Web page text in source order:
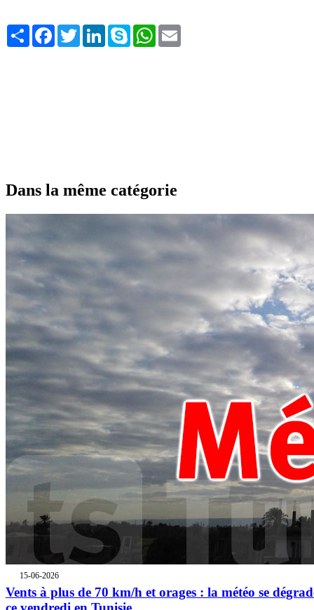
Share FacebookTwitterLinkedInSkype WhatsApp
Dans la même catégorie
15-06-2026
Vents à plus de 70 km/h et orages : la météo se